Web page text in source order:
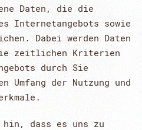
Daten, die die
Internetangebots sowie
Dabei werden Daten
zeitlichen Kriterien
durch Sie
Umfang der Nutzung und
dass es uns zu